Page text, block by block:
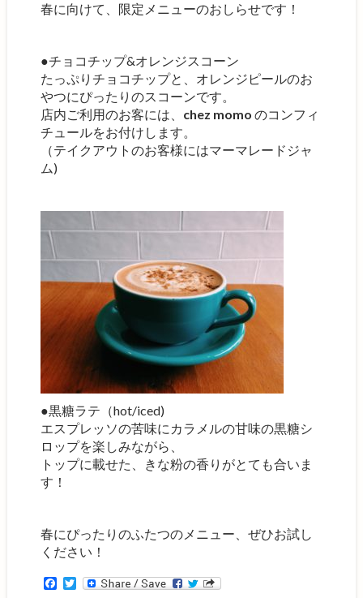
春に向けて、限定メニューのおしらせです！
●チョコチップ&オレンジスコーン
たっぷりチョコチップと、オレンジピールのお
やつにぴったりのスコーンです。
店内ご利用のお客には、 chez momo のコンフィ
チュールをお付けします。
（テイクアウトのお客様にはマーマレードジャ
ム)
●黒糖ラテ（hot/iced)
エスプレッソの苦味にカラメルの甘味の黒糖シ
ロップを楽しみながら、
トップに載せた、きな粉の香りがとても合いま
す！
春にぴったりのふたつのメニュー、ぜひお試し
ください！
F
T